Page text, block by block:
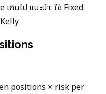
กินไป แนะนำ: ใช้ Fixed
positions × risk per